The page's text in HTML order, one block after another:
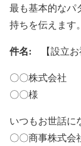
最も基本的なパ
持ちを伝えます。
件名: 【設立
〇〇株式会社
〇〇様
いつもお世話に
〇〇商事株式会